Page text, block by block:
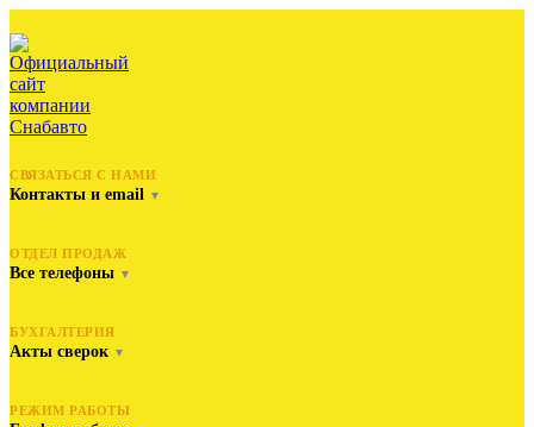
СВЯЗАТЬСЯ С НАМИ
Контакты и email ▼
ОТДЕЛ ПРОДАЖ
Все телефоны ▼
БУХГАЛТЕРИЯ
Акты сверок ▼
РЕЖИМ РАБОТЫ